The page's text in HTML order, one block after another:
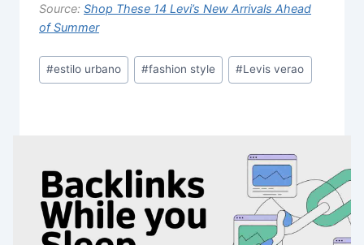
Source: Shop These 14 Levi’s New Arrivals Ahead
of Summer
Post
Tags:
#estilo urbano #fashion style #Levis verao